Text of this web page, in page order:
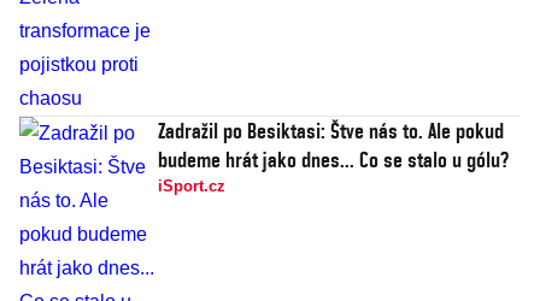
Zadražil po Besiktasi: Štve nás to. Ale pokud
budeme hrát jako dnes... Co se stalo u gólu?
iSport.cz